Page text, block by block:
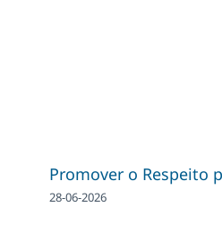
Promover o Respeito
28-06-2026